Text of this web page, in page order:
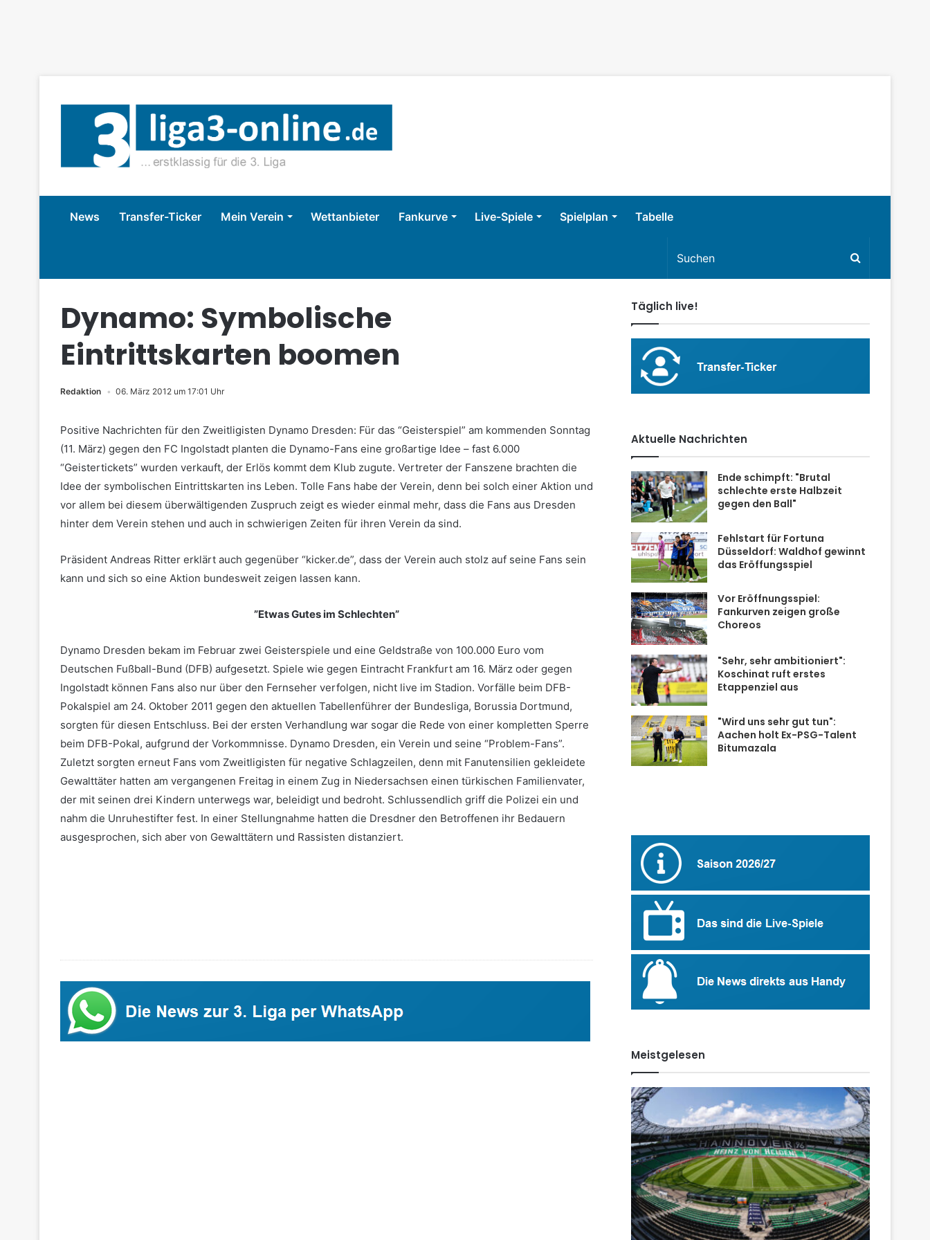
News Transfer-Ticker Mein Verein Wettanbieter Fankurve Live-Spiele Spielplan Tabelle
Dynamo: Symbolische
Eintrittskarten boomen
Redaktion 06. März 2012 um 17:01 Uhr
Positive Nachrichten für den Zweitligisten Dynamo Dresden: Für das “Geisterspiel” am kommenden Sonntag
(11. März) gegen den FC Ingolstadt planten die Dynamo-Fans eine großartige Idee – fast 6.000
“Geistertickets” wurden verkauft, der Erlös kommt dem Klub zugute. Vertreter der Fanszene brachten die
Idee der symbolischen Eintrittskarten ins Leben. Tolle Fans habe der Verein, denn bei solch einer Aktion und
vor allem bei diesem überwältigenden Zuspruch zeigt es wieder einmal mehr, dass die Fans aus Dresden
hinter dem Verein stehen und auch in schwierigen Zeiten für ihren Verein da sind.
Präsident Andreas Ritter erklärt auch gegenüber “kicker.de”, dass der Verein auch stolz auf seine Fans sein
kann und sich so eine Aktion bundesweit zeigen lassen kann.
”Etwas Gutes im Schlechten”
Dynamo Dresden bekam im Februar zwei Geisterspiele und eine Geldstraße von 100.000 Euro vom
Deutschen Fußball-Bund (DFB) aufgesetzt. Spiele wie gegen Eintracht Frankfurt am 16. März oder gegen
Ingolstadt können Fans also nur über den Fernseher verfolgen, nicht live im Stadion. Vorfälle beim DFB-
Pokalspiel am 24. Oktober 2011 gegen den aktuellen Tabellenführer der Bundesliga, Borussia Dortmund,
sorgten für diesen Entschluss. Bei der ersten Verhandlung war sogar die Rede von einer kompletten Sperre
beim DFB-Pokal, aufgrund der Vorkommnisse. Dynamo Dresden, ein Verein und seine “Problem-Fans”.
Zuletzt sorgten erneut Fans vom Zweitligisten für negative Schlagzeilen, denn mit Fanutensilien gekleidete
Gewalttäter hatten am vergangenen Freitag in einem Zug in Niedersachsen einen türkischen Familienvater,
der mit seinen drei Kindern unterwegs war, beleidigt und bedroht. Schlussendlich griff die Polizei ein und
nahm die Unruhestifter fest. In einer Stellungnahme hatten die Dresdner den Betroffenen ihr Bedauern
ausgesprochen, sich aber von Gewalttätern und Rassisten distanziert.
Täglich live!
Aktuelle Nachrichten
Ende schimpft: "Brutal
schlechte erste Halbzeit
gegen den Ball"
Fehlstart für Fortuna
Düsseldorf: Waldhof gewinnt
das Eröffungsspiel
Vor Eröffnungsspiel:
Fankurven zeigen große
Choreos
"Sehr, sehr ambitioniert":
Koschinat ruft erstes
Etappenziel aus
"Wird uns sehr gut tun":
Aachen holt Ex-PSG-Talent
Bitumazala
Meistgelesen